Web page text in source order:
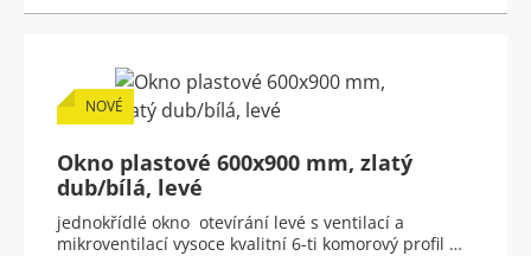
NOVÉ
Okno plastové 600x900 mm, zlatý
dub/bílá, levé
jednokřídlé okno otevírání levé s ventilací a
mikroventilací vysoce kvalitní 6-ti komorový profil …